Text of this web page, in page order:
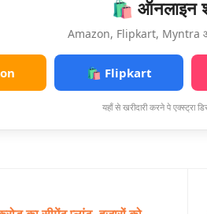
🛍️ ऑनलाइन
Amazon, Flipkart, Myntra
🛍️ Flipkart
यहाँ से खरीदारी करने पे एक्स्ट्रा